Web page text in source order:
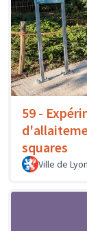
59 -
squares
Ville de Lyon